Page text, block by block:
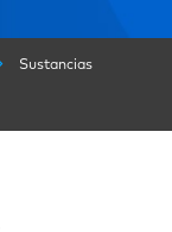
Sustancias